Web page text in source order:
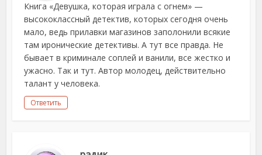
Книга «Девушка, которая играла с огнем» —
высококлассный детектив, которых сегодня очень
мало, ведь прилавки магазинов заполонили всякие
там иронические детективы. А тут все правда. Не
бывает в криминале соплей и ванили, все жестко и
ужасно. Так и тут. Автор молодец, действительно
талант у человека.
Ответить